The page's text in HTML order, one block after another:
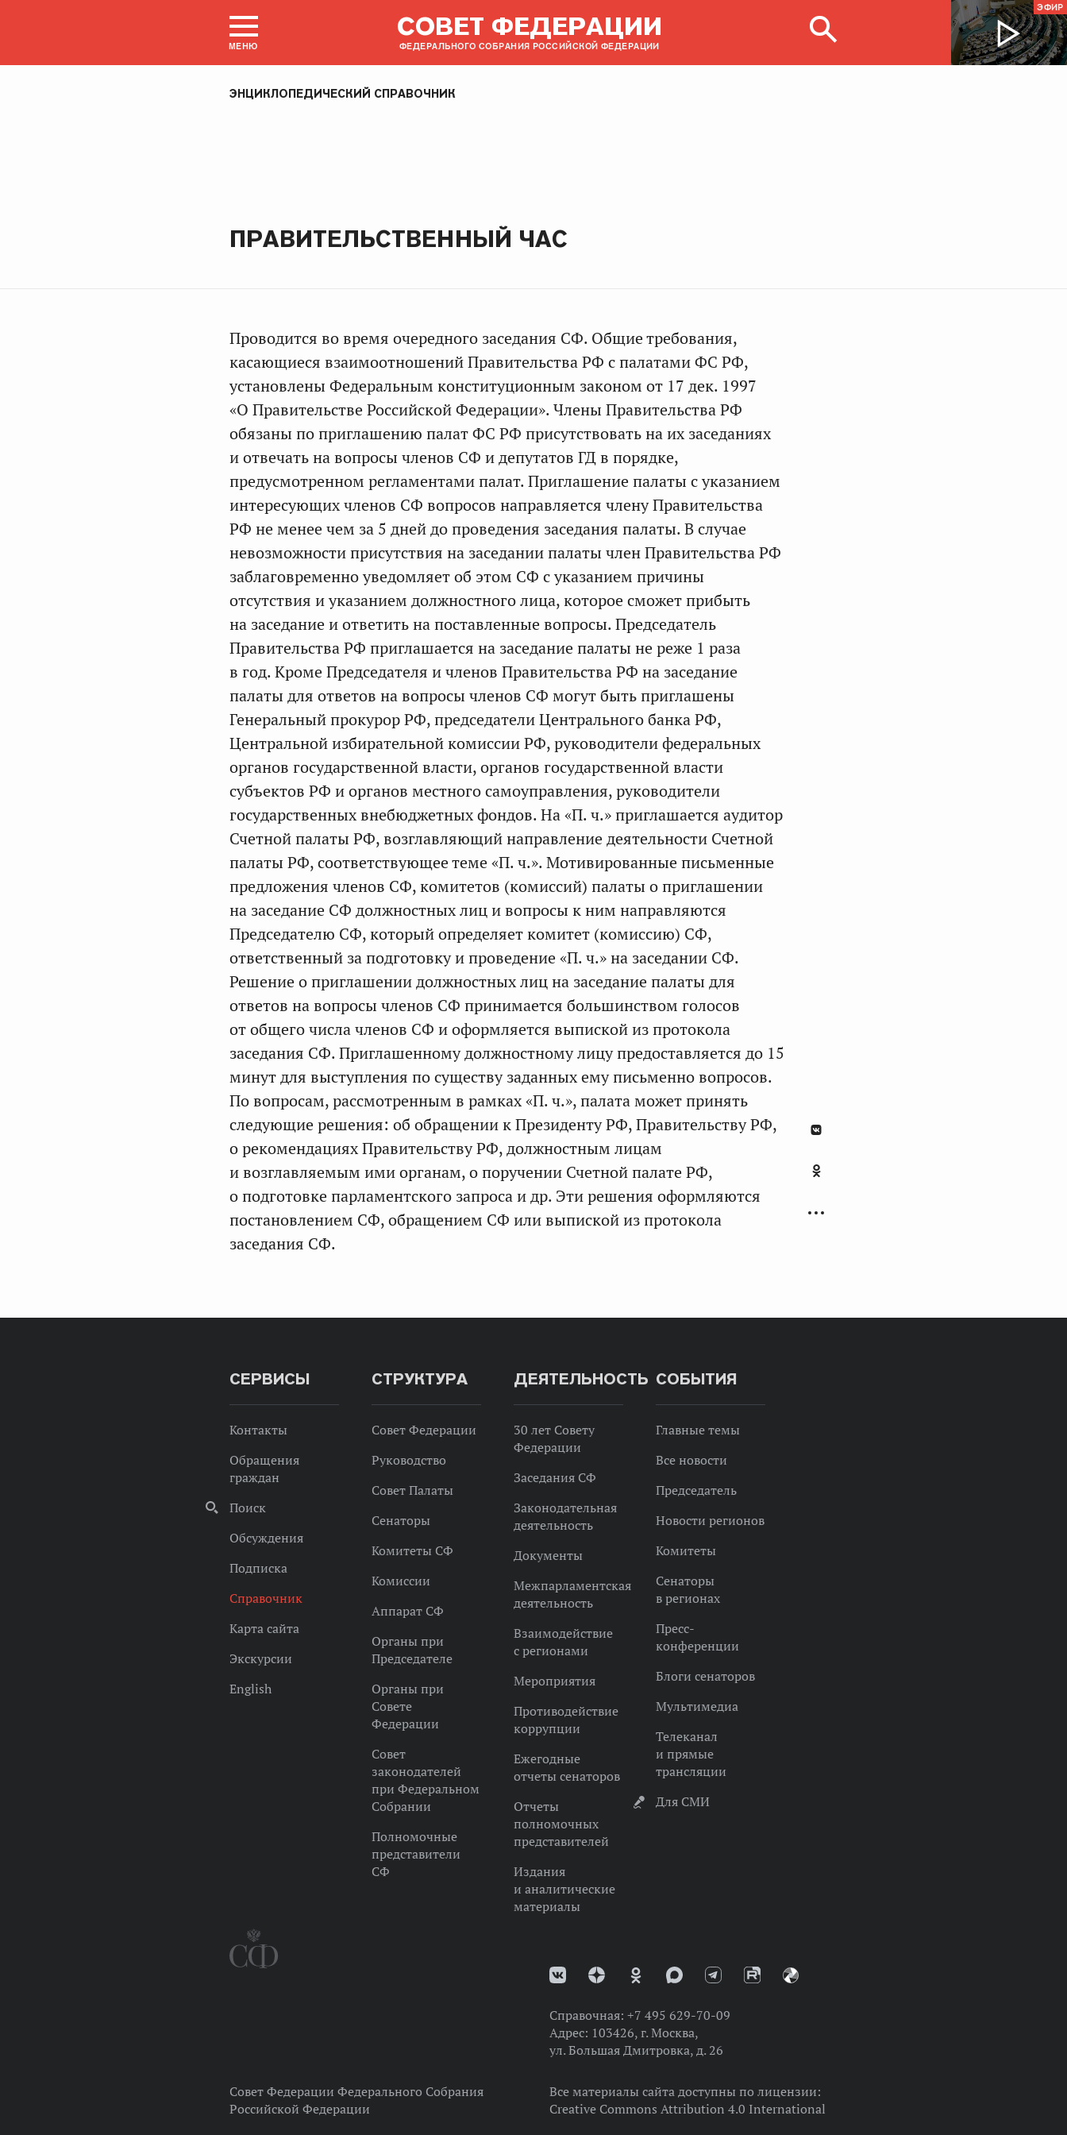
МЕНЮ
СОВЕТ ФЕДЕРАЦИИ
ФЕДЕРАЛЬНОГО СОБРАНИЯ РОССИЙСКОЙ ФЕДЕРАЦИИ
ЭФИР
ЭНЦИКЛОПЕДИЧЕСКИЙ СПРАВОЧНИК
ПРАВИТЕЛЬСТВЕННЫЙ ЧАС
Проводится во время очередного заседания СФ. Общие требования,
касающиеся взаимоотношений Правительства РФ с палатами ФС РФ,
установлены Федеральным конституционным законом от 17 дек. 1997
«О Правительстве Российской Федерации». Члены Правительства РФ
обязаны по приглашению палат ФС РФ присутствовать на их заседаниях
и отвечать на вопросы членов СФ и депутатов ГД в порядке,
предусмотренном регламентами палат. Приглашение палаты с указанием
интересующих членов СФ вопросов направляется члену Правительства
РФ не менее чем за 5 дней до проведения заседания палаты. В случае
невозможности присутствия на заседании палаты член Правительства РФ
заблаговременно уведомляет об этом СФ с указанием причины
отсутствия и указанием должностного лица, которое сможет прибыть
на заседание и ответить на поставленные вопросы. Председатель
Правительства РФ приглашается на заседание палаты не реже 1 раза
в год. Кроме Председателя и членов Правительства РФ на заседание
палаты для ответов на вопросы членов СФ могут быть приглашены
Генеральный прокурор РФ, председатели Центрального банка РФ,
Центральной избирательной комиссии РФ, руководители федеральных
органов государственной власти, органов государственной власти
субъектов РФ и органов местного самоуправления, руководители
государственных внебюджетных фондов. На «П. ч.» приглашается аудитор
Счетной палаты РФ, возглавляющий направление деятельности Счетной
палаты РФ, соответствующее теме «П. ч.». Мотивированные письменные
предложения членов СФ, комитетов (комиссий) палаты о приглашении
на заседание СФ должностных лиц и вопросы к ним направляются
Председателю СФ, который определяет комитет (комиссию) СФ,
ответственный за подготовку и проведение «П. ч.» на заседании СФ.
Решение о приглашении должностных лиц на заседание палаты для
ответов на вопросы членов СФ принимается большинством голосов
от общего числа членов СФ и оформляется выпиской из протокола
заседания СФ. Приглашенному должностному лицу предоставляется до 15
минут для выступления по существу заданных ему письменно вопросов.
По вопросам, рассмотренным в рамках «П. ч.», палата может принять
следующие решения: об обращении к Президенту РФ, Правительству РФ,
о рекомендациях Правительству РФ, должностным лицам
и возглавляемым ими органам, о поручении Счетной палате РФ,
о подготовке парламентского запроса и др. Эти решения оформляются
постановлением СФ, обращением СФ или выпиской из протокола
заседания СФ.
СЕРВИСЫ
Контакты
Обращения
граждан
Поиск
Обсуждения
Подписка
Справочник
Карта сайта
Экскурсии
English
СТРУКТУРА
Совет Федерации
Руководство
Совет Палаты
Сенаторы
Комитеты СФ
Комиссии
Аппарат СФ
Органы при
Председателе
Органы при
Совете
Федерации
Совет
законодателей
при Федеральном
Собрании
Полномочные
представители
СФ
ДЕЯТЕЛЬНОСТЬ
30 лет Совету
Федерации
Заседания СФ
Законодательная
деятельность
Документы
Межпарламентская
деятельность
Взаимодействие
с регионами
Мероприятия
Противодействие
коррупции
Ежегодные
отчеты сенаторов
Отчеты
полномочных
представителей
Издания
и аналитические
материалы
СОБЫТИЯ
Главные темы
Все новости
Председатель
Новости регионов
Комитеты
Сенаторы
в регионах
Пресс-
конференции
Блоги сенаторов
Мультимедиа
Телеканал
и прямые
трансляции
Для СМИ
Справочная: +7 495 629-70-09
Адрес: 103426, г. Москва,
ул. Большая Дмитровка, д. 26
Совет Федерации Федерального Собрания
Российской Федерации
Все материалы сайта доступны по лицензии:
Creative Commons Attribution 4.0 International